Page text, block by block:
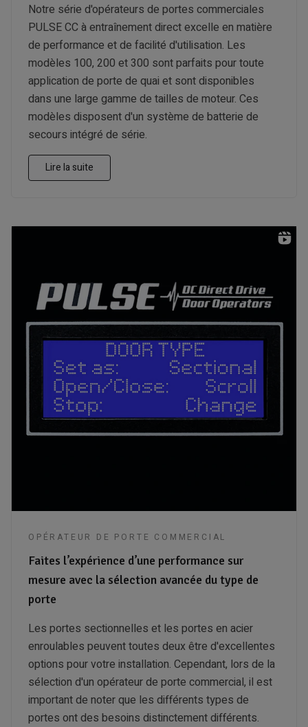
Notre série d'opérateurs de portes commerciales
PULSE CC à entraînement direct excelle en matière
de performance et de facilité d'utilisation. Les
modèles 100, 200 et 300 sont parfaits pour toute
application de porte de quai et sont disponibles
dans une large gamme de tailles de moteur. Ces
modèles disposent d'un système de batterie de
secours intégré de série.
Lire la suite
OPÉRATEUR DE PORTE COMMERCIAL
Faites l’expérience d’une performance sur
mesure avec la sélection avancée du type de
porte
Les portes sectionnelles et les portes en acier
enroulables peuvent toutes deux être d'excellentes
options pour votre installation. Cependant, lors de la
sélection d'un opérateur de porte commercial, il est
important de noter que les différents types de
portes ont des besoins distinctement différents.